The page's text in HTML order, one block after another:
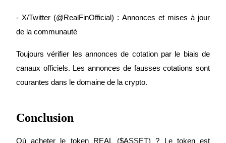
- X/Twitter (@RealFinOfficial) : Annonces et mises à jour
de la communauté
Toujours vérifier les annonces de cotation par le biais de
canaux officiels. Les annonces de fausses cotations sont
courantes dans le domaine de la crypto.
Conclusion
Où acheter le token REAL ($ASSET) ? Le token est